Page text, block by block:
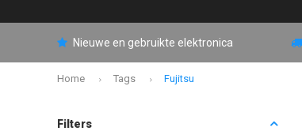
Nieuwe en gebruikte elektronica
Home Tags Fujitsu
Filters